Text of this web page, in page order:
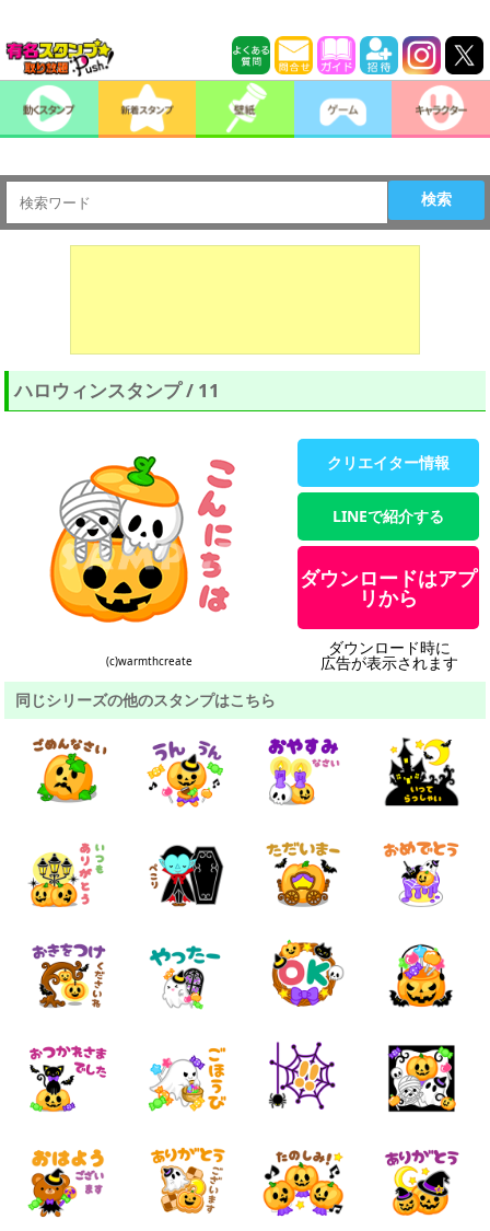
検索
ハロウィンスタンプ / 11
(c)warmthcreate
クリエイター情報
LINEで紹介する
ダウンロードはアプ
リから
ダウンロード時に
広告が表示されます
同じシリーズの他のスタンプはこちら